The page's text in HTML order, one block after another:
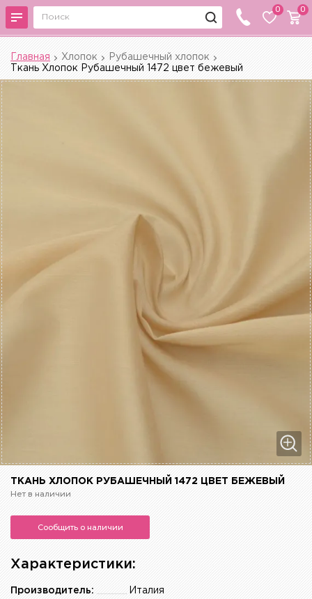
0 0
Главная Хлопок
Рубашечный хлопок
Ткань Хлопок Рубашечный 1472 цвет бежевый
ТКАНЬ ХЛОПОК РУБАШЕЧНЫЙ 1472 ЦВЕТ БЕЖЕВЫЙ
Нет в наличии
Сообщить о наличии
Характеристики:
Италия
Производитель: